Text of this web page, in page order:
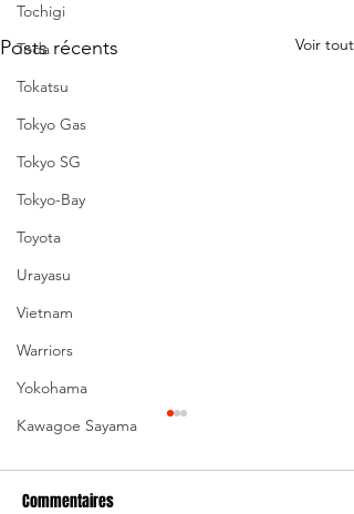
Tochigi
Toda
Tokatsu
Tokyo Gas
Tokyo SG
Tokyo-Bay
Toyota
Urayasu
Vietnam
Warriors
Yokohama
Kawagoe Sayama
Posts récents Voir tout
Commentaires